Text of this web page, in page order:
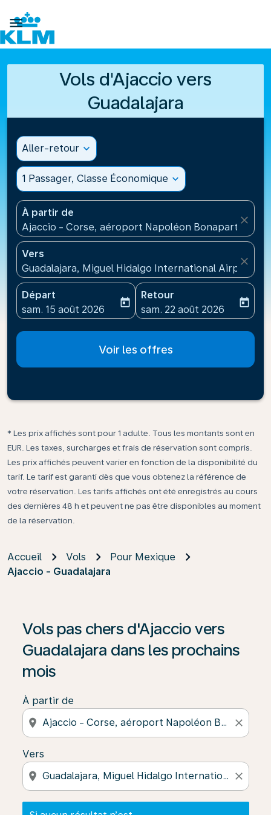

Vols d'Ajaccio vers
Guadalajara
Aller-retour expand_more
1 Passager, Classe Économique expand_more
À partir de
Ajaccio - Corse, aéroport Napoléon
close
Vers
Guadalajara, Miguel Hidalgo International
close
Départ
fc-booking-departure-date-aria-label
sam. 15 août 2026
today
Retour
fc-booking-return-date-
sam. 22 août 2026
today
Voir les offres
* Les prix affichés sont pour 1 adulte. Tous les montants sont en
EUR. Les taxes, surcharges et frais de réservation sont compris.
Les prix affichés peuvent varier en fonction de la disponibilité du
tarif. Le tarif est garanti dès que vous obtenez la référence de
votre réservation. Les tarifs affichés ont été enregistrés au cours
des dernières 48 h et peuvent ne pas être disponibles au moment
de la réservation.
Accueil Vols
Pour Mexique
Ajaccio - Guadalajara
Vols pas chers d'Ajaccio vers
Guadalajara dans les prochains
mois
À partir de
location_on close
Vers
location_on close
Si aucun résultat n’est disponible, cliquez sur «